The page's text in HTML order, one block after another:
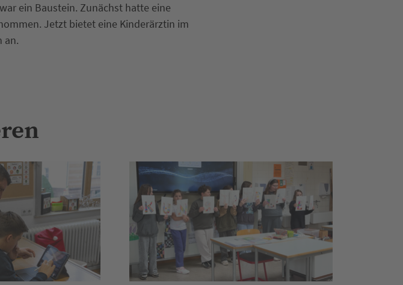
ein Baustein. Zunächst hatte eine
Jetzt bietet eine Kinderärztin im
an.